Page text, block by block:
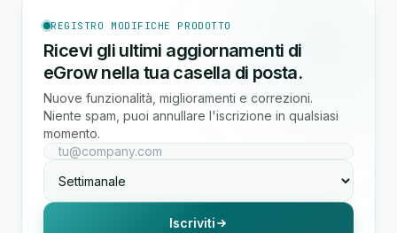
REGISTRO MODIFICHE PRODOTTO
Ricevi gli ultimi aggiornamenti di
eGrow nella tua casella di posta.
Nuove funzionalità, miglioramenti e correzioni.
Niente spam, puoi annullare l'iscrizione in qualsiasi
momento.
Iscriviti